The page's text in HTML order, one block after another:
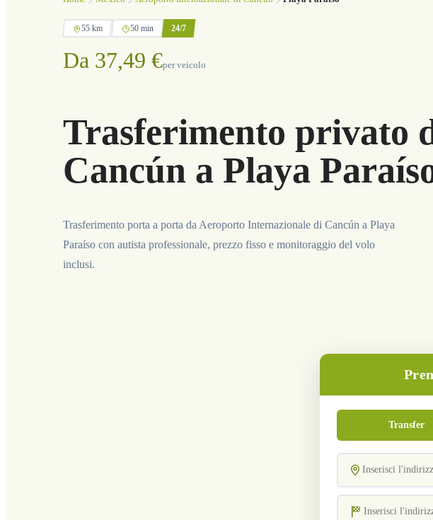
55 km 50 min 24/7
Da 37,49 €per veicolo
Trasferimento privato
Cancún a Playa
Trasferimento porta a porta da Aeroporto Internazionale di Cancún a Playa
Paraíso con autista professionale, prezzo fisso e monitoraggio del volo
inclusi.
Transfer